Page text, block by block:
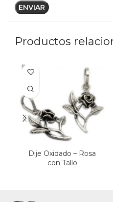
Productos
Dije Oxidado – Rosa
con Tallo